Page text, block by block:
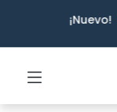
¡Nuevo!